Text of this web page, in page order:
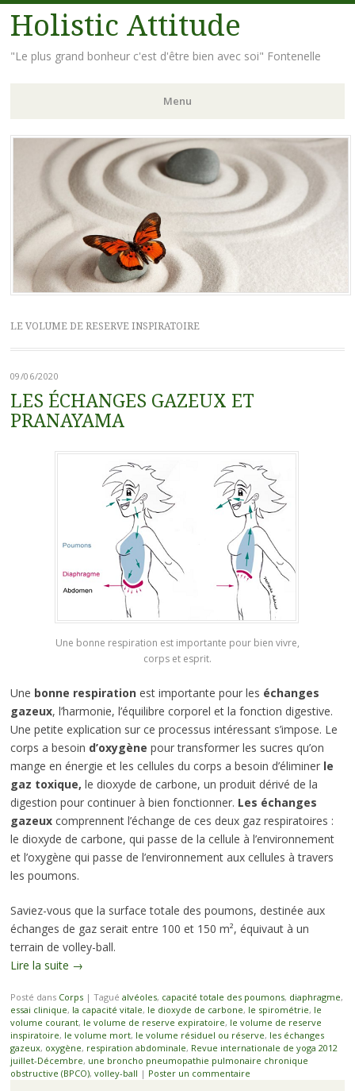
Holistic Attitude
"Le plus grand bonheur c'est d'être bien avec soi" Fontenelle
Menu
Aller
principal
LE VOLUME DE RESERVE INSPIRATOIRE
09/06/2020
LES ÉCHANGES GAZEUX ET
PRANAYAMA
Une bonne respiration est importante pour bien vivre,
corps et esprit.
Une bonne respirationest importante pour les échanges
gazeux, l’harmonie, l’équilibre corporel et la fonction digestive.
Une petite explication sur ce processus intéressant s’impose. Le
corps a besoin d’oxygène pour transformer les sucres qu’on
mange en énergie et les cellules du corps a besoin d’éliminer le
gaz toxique, le dioxyde de carbone, un produit dérivé de la
digestion pour continuer à bien fonctionner. Les échanges
gazeuxcomprennent l’échange de ces deux gaz respiratoires :
le dioxyde de carbone, qui passe de la cellule à l’environnement
et l’oxygène qui passe de l’environnement aux cellules à travers
les poumons.
Saviez-vous que la surface totale des poumons, destinée aux
échanges de gaz serait entre 100 et 150 m², équivaut à un
terrain de volley-ball.
Lire la suite →
Posté dans Corps | Tagué alvéoles, capacité totale des poumons, diaphragme,
essai clinique, la capacité vitale, le dioxyde de carbone, le spirométrie, le
volume courant, le volume de reserve expiratoire, le volume de reserve
inspiratoire, le volume mort, le volume résiduel ou réserve, les échanges
gazeux, oxygène, respiration abdominale, Revue internationale de yoga 2012
juillet-Décembre, une broncho pneumopathie pulmonaire chronique
obstructive (BPCO), volley-ball | Poster un commentaire